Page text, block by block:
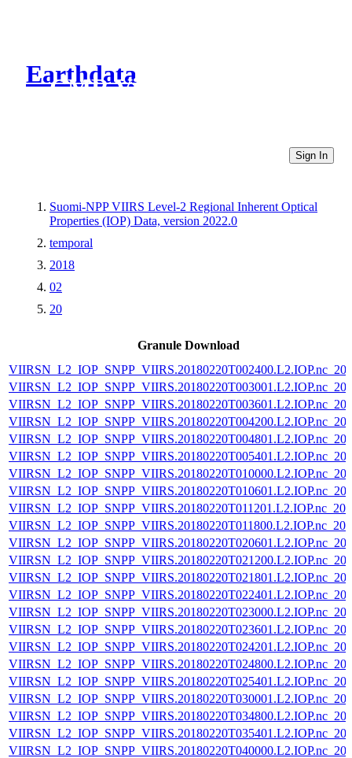
Earthdata
CMR Virtual Directories
Sign In
Suomi-NPP VIIRS Level-2 Regional Inherent Optical
Properties (IOP) Data, version 2022.0
temporal
2018
02
20
Granule Download